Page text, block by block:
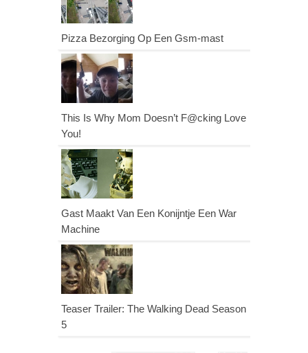
Pizza Bezorging Op Een Gsm-mast
This Is Why Mom Doesn’t F@cking Love
You!
Gast Maakt Van Een Konijntje Een War
Machine
Teaser Trailer: The Walking Dead Season
5